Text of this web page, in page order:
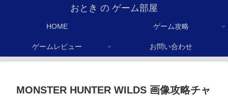
おとき の ゲーム部屋
HOME ゲーム攻略
ゲームレビュー お問い合わせ
MONSTER HUNTER WILDS 画像攻略チャ